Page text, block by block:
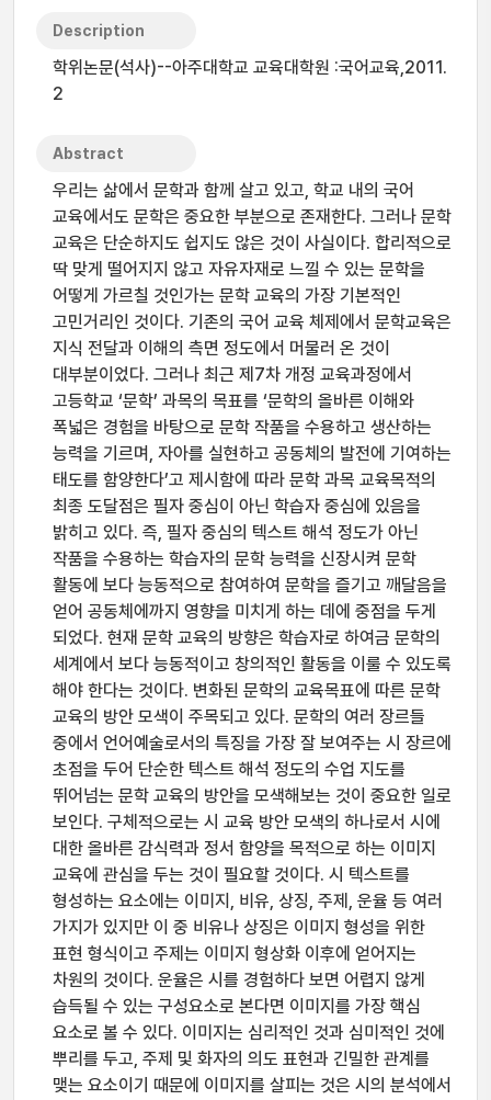
Description
학위논문(석사)--아주대학교 교육대학원 :국어교육,2011.
2
Abstract
우리는 삶에서 문학과 함께 살고 있고, 학교 내의 국어
교육에서도 문학은 중요한 부분으로 존재한다. 그러나 문학
교육은 단순하지도 쉽지도 않은 것이 사실이다. 합리적으로
딱 맞게 떨어지지 않고 자유자재로 느낄 수 있는 문학을
어떻게 가르칠 것인가는 문학 교육의 가장 기본적인
고민거리인 것이다. 기존의 국어 교육 체제에서 문학교육은
지식 전달과 이해의 측면 정도에서 머물러 온 것이
대부분이었다. 그러나 최근 제7차 개정 교육과정에서
고등학교 ‘문학’ 과목의 목표를 ‘문학의 올바른 이해와
폭넓은 경험을 바탕으로 문학 작품을 수용하고 생산하는
능력을 기르며, 자아를 실현하고 공동체의 발전에 기여하는
태도를 함양한다’고 제시함에 따라 문학 과목 교육목적의
최종 도달점은 필자 중심이 아닌 학습자 중심에 있음을
밝히고 있다. 즉, 필자 중심의 텍스트 해석 정도가 아닌
작품을 수용하는 학습자의 문학 능력을 신장시켜 문학
활동에 보다 능동적으로 참여하여 문학을 즐기고 깨달음을
얻어 공동체에까지 영향을 미치게 하는 데에 중점을 두게
되었다. 현재 문학 교육의 방향은 학습자로 하여금 문학의
세계에서 보다 능동적이고 창의적인 활동을 이룰 수 있도록
해야 한다는 것이다. 변화된 문학의 교육목표에 따른 문학
교육의 방안 모색이 주목되고 있다. 문학의 여러 장르들
중에서 언어예술로서의 특징을 가장 잘 보여주는 시 장르에
초점을 두어 단순한 텍스트 해석 정도의 수업 지도를
뛰어넘는 문학 교육의 방안을 모색해보는 것이 중요한 일로
보인다. 구체적으로는 시 교육 방안 모색의 하나로서 시에
대한 올바른 감식력과 정서 함양을 목적으로 하는 이미지
교육에 관심을 두는 것이 필요할 것이다. 시 텍스트를
형성하는 요소에는 이미지, 비유, 상징, 주제, 운율 등 여러
가지가 있지만 이 중 비유나 상징은 이미지 형성을 위한
표현 형식이고 주제는 이미지 형상화 이후에 얻어지는
차원의 것이다. 운율은 시를 경험하다 보면 어렵지 않게
습득될 수 있는 구성요소로 본다면 이미지를 가장 핵심
요소로 볼 수 있다. 이미지는 심리적인 것과 심미적인 것에
뿌리를 두고, 주제 및 화자의 의도 표현과 긴밀한 관계를
맺는 요소이기 때문에 이미지를 살피는 것은 시의 분석에서